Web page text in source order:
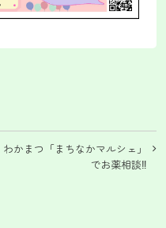
わかまつ「まちなかマルシェ」
でお薬相談‼